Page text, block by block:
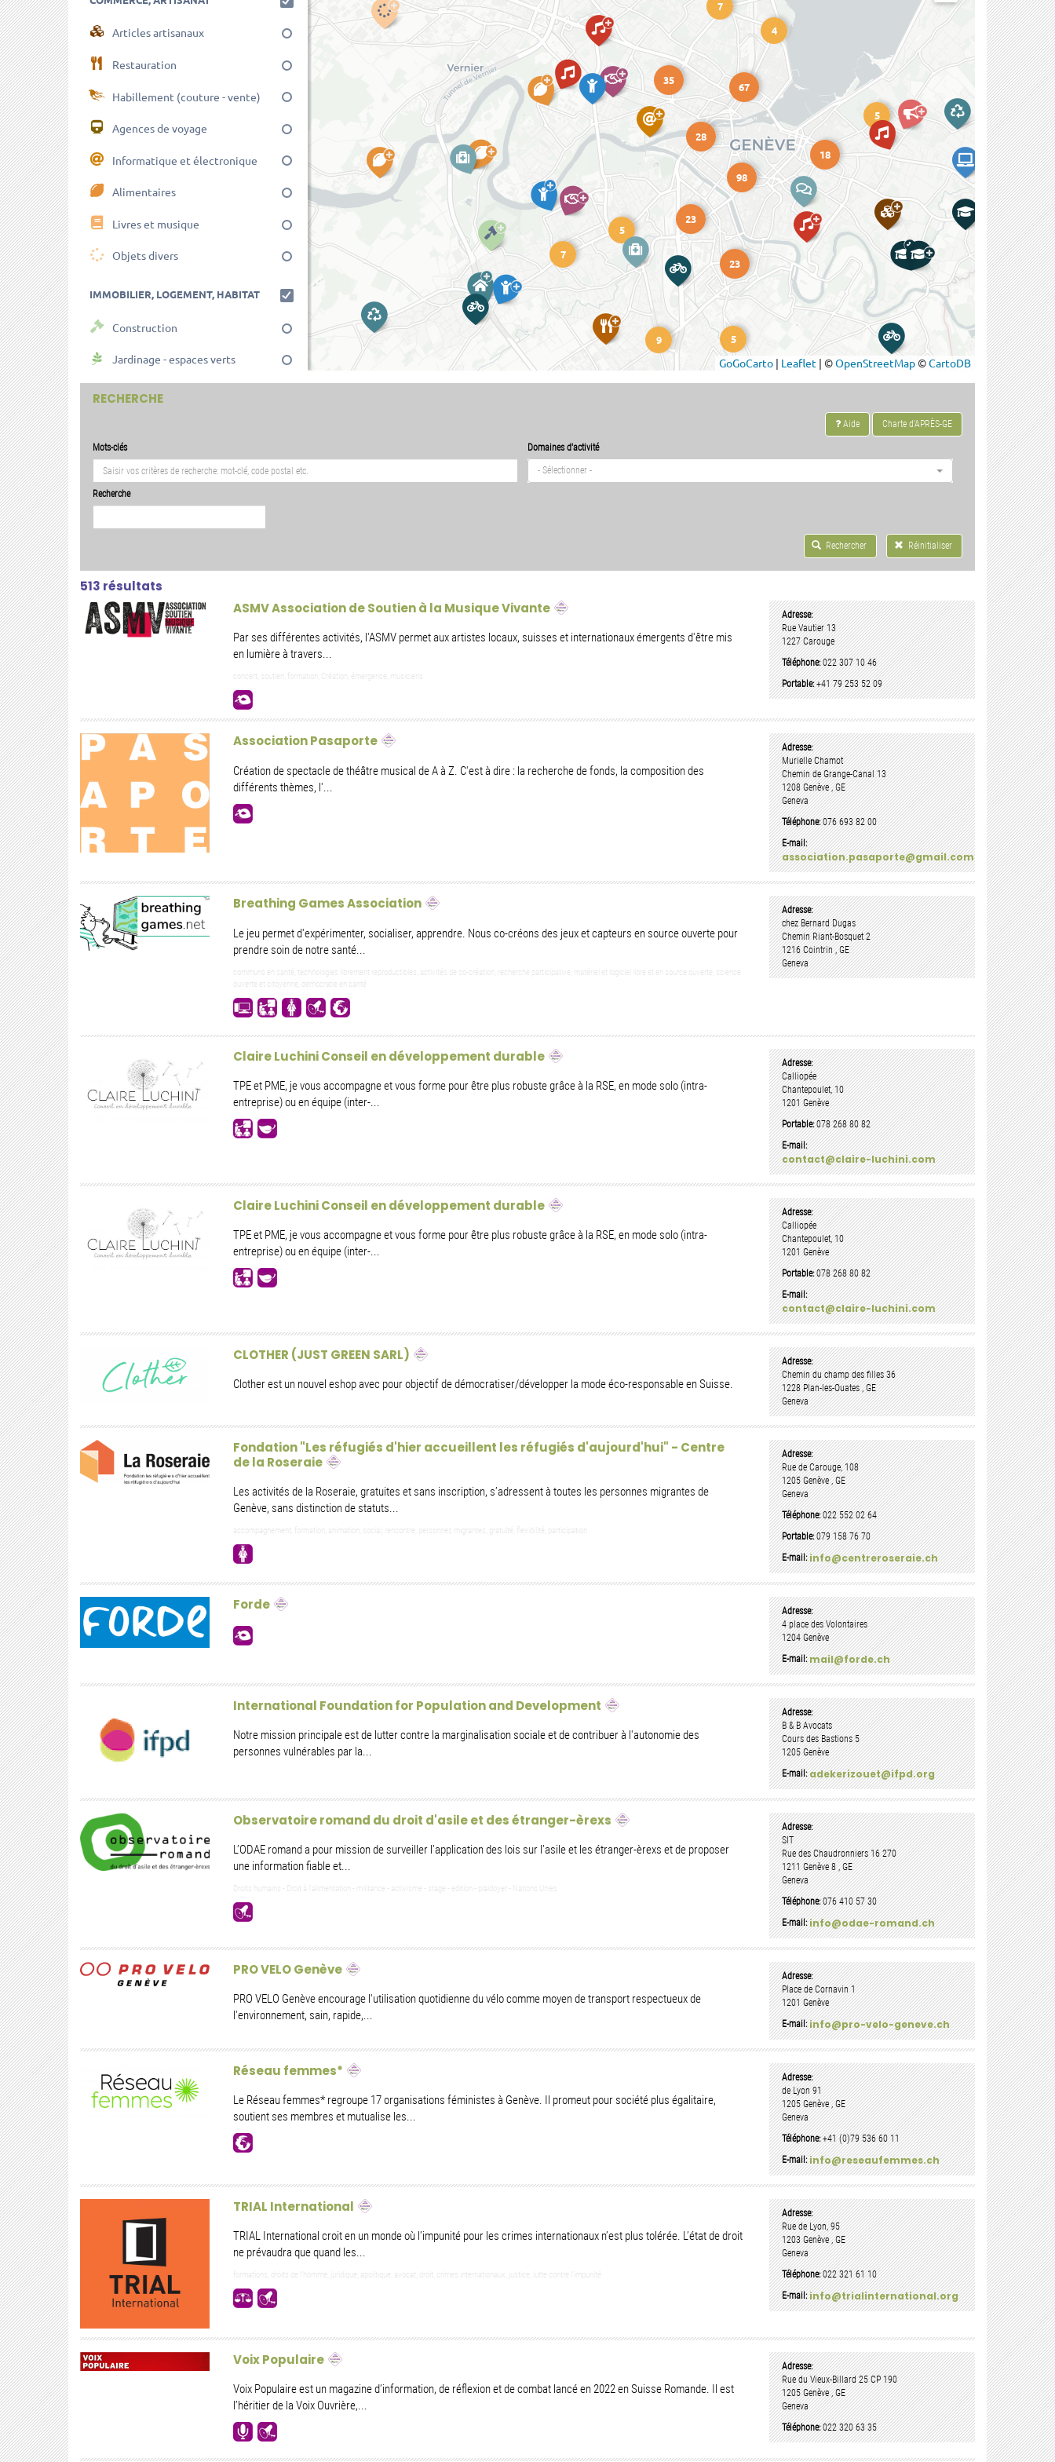
RECHERCHE
Aide Charte d'APRÈS-GE
Mots-clés Domaines d'activité
- Sélectionner -
Recherche
Rechercher Réinitialiser
513 résultats
ASMV Association de Soutien à la Musique Vivante
Par ses différentes activités, l'ASMV permet aux artistes locaux, suisses et internationaux émergents d'être mis
en lumière à travers...
concert, soutien, formation, Création, émergence, musiciens
Adresse:
Rue Vautier 13
1227 Carouge
Téléphone:022 307 10 46
Portable:+41 79 253 52 09
Association Pasaporte
Création de spectacle de théâtre musical de A à Z. C'est à dire : la recherche de fonds, la composition des
différents thèmes, l'...
Adresse:
Murielle Chamot
Chemin de Grange-Canal 13
1208 Genève,GE
Geneva
Téléphone:076 693 82 00
E-mail:
association.pasaporte@gmail.com
Breathing Games Association
Le jeu permet d'expérimenter, socialiser, apprendre. Nous co-créons des jeux et capteurs en source ouverte pour
prendre soin de notre santé...
communs en santé, technologies librement reproductibles, activités de co-création, recherche participative, matériel et logiciel libre et en source ouverte, science
ouverte et citoyenne, démocratie en santé
Adresse:
chez Bernard Dugas
Chemin Riant-Bosquet 2
1216 Cointrin,GE
Geneva
Claire Luchini Conseil en développement durable
TPE et PME, je vous accompagne et vous forme pour être plus robuste grâce à la RSE, en mode solo (intra-
entreprise) ou en équipe (inter-...
Adresse:
Calliopée
Chantepoulet, 10
1201 Genève
Portable:078 268 80 82
E-mail:
contact@claire-luchini.com
Claire Luchini Conseil en développement durable
TPE et PME, je vous accompagne et vous forme pour être plus robuste grâce à la RSE, en mode solo (intra-
entreprise) ou en équipe (inter-...
Adresse:
Calliopée
Chantepoulet, 10
1201 Genève
Portable:078 268 80 82
E-mail:
contact@claire-luchini.com
CLOTHER (JUST GREEN SARL)
Clother est un nouvel eshop avec pour objectif de démocratiser/développer la mode éco-responsable en Suisse.
Adresse:
Chemin du champ des filles 36
1228Plan-les-Ouates,GE
Geneva
Fondation "Les réfugiés d'hier accueillent les réfugiés d'aujourd'hui" - Centre
de la Roseraie
Les activités de la Roseraie, gratuites et sans inscription, s’adressent à toutes les personnes migrantes de
Genève, sans distinction de statuts...
accompagnement, formation, animation, social, rencontre, personnes migrantes, gratuité, flexibilité, participation
Adresse:
Rue de Carouge, 108
1205 Genève,GE
Geneva
Téléphone:022 552 02 64
Portable:079 158 76 70
E-mail:info@centreroseraie.ch
Forde
Adresse:
4 place des Volontaires
1204 Genève
E-mail:mail@forde.ch
International Foundation for Population and Development
Notre mission principale est de lutter contre la marginalisation sociale et de contribuer à l'autonomie des
personnes vulnérables par la...
Adresse:
B & B Avocats
Cours des Bastions 5
1205 Genève
E-mail:adekerizouet@ifpd.org
Observatoire romand du droit d'asile et des étranger-èrexs
L’ODAE romand a pour mission de surveiller l’application des lois sur l’asile et les étranger-èrexs et de proposer
une information fiable et...
Droits humains - Droit à l'alimentation - militance - activisme - stage - edition - plaidoyer - Nations Unies
Adresse:
SIT
Rue des Chaudronniers 16 270
1211 Genève 8,GE
Geneva
Téléphone:076 410 57 30
E-mail:info@odae-romand.ch
PRO VELO Genève
PRO VELO Genève encourage l'utilisation quotidienne du vélo comme moyen de transport respectueux de
l'environnement, sain, rapide,...
Adresse:
Place de Cornavin 1
1201Genève
E-mail:info@pro-velo-geneve.ch
Réseau femmes*
Le Réseau femmes* regroupe 17 organisations féministes à Genève. Il promeut pour société plus égalitaire,
soutient ses membres et mutualise les...
Adresse:
de Lyon 91
1205 Genève,GE
Geneva
Téléphone:+41 (0)79 536 60 11
E-mail:info@reseaufemmes.ch
TRIAL International
TRIAL International croit en un monde où l’impunité pour les crimes internationaux n’est plus tolérée. L’état de droit
ne prévaudra que quand les...
formations, droits de l'homme, juridique, apolitique, avocat, droit, crimes internationaux, justice, lutte contre l'impunité
Adresse:
Rue de Lyon, 95
1203 Genève,GE
Geneva
Téléphone:022 321 61 10
E-mail:info@trialinternational.org
Voix Populaire
Voix Populaire est un magazine d’information, de réflexion et de combat lancé en 2022 en Suisse Romande. Il est
l’héritier de la Voix Ouvrière,...
Adresse:
Rue du Vieux-Billard 25 CP 190
1205 Genève,GE
Geneva
Téléphone:022 320 63 35